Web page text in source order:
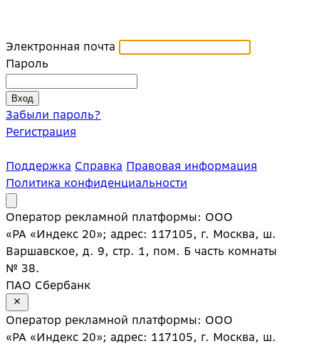
Электронная почта
Пароль
Забыли пароль?
Регистрация
Поддержка Справка Правовая информация
Политика конфиденциальности
Оператор рекламной платформы: ООО
«РА «Индекс 20»; адрес: 117105, г. Москва, ш.
Варшавское, д. 9, стр. 1, пом. Б часть комнаты
№ 38.
ПАО Сбербанк
Оператор рекламной платформы: ООО
«РА «Индекс 20»; адрес: 117105, г. Москва, ш.